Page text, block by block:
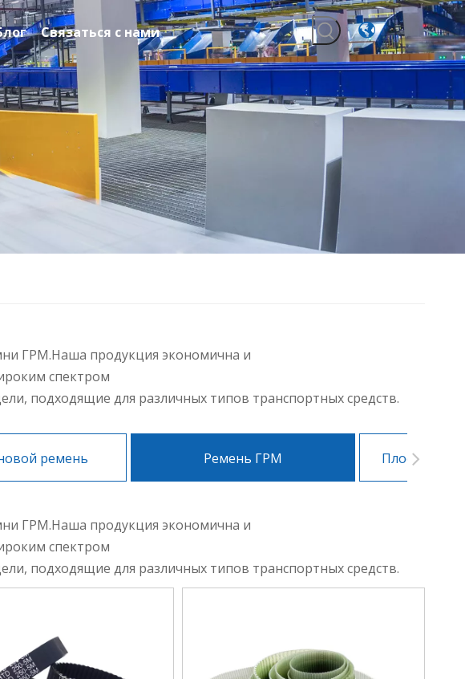
Связаться с нами
ГРМ.Наша продукция экономична и
спектром
подходящие для различных типов транспортных средств.
ремень Ремень ГРМ Плоский
ГРМ.Наша продукция экономична и
спектром
подходящие для различных типов транспортных средств.